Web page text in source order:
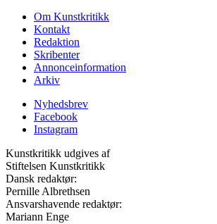
Om Kunstkritikk
Kontakt
Redaktion
Skribenter
Annonceinformation
Arkiv
Nyhedsbrev
Facebook
Instagram
Kunstkritikk udgives af
Stiftelsen Kunstkritikk
Dansk redaktør:
Pernille Albrethsen
Ansvarshavende redaktør:
Mariann Enge